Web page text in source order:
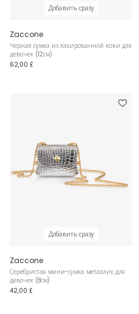
Добавить сразу
Zaccone
Черная сумка из лакированной кожи для
девочек (12см)
62,00 £
Добавить сразу
Zaccone
Серебристая мини-сумка металлик для
девочек (8см)
42,00 £